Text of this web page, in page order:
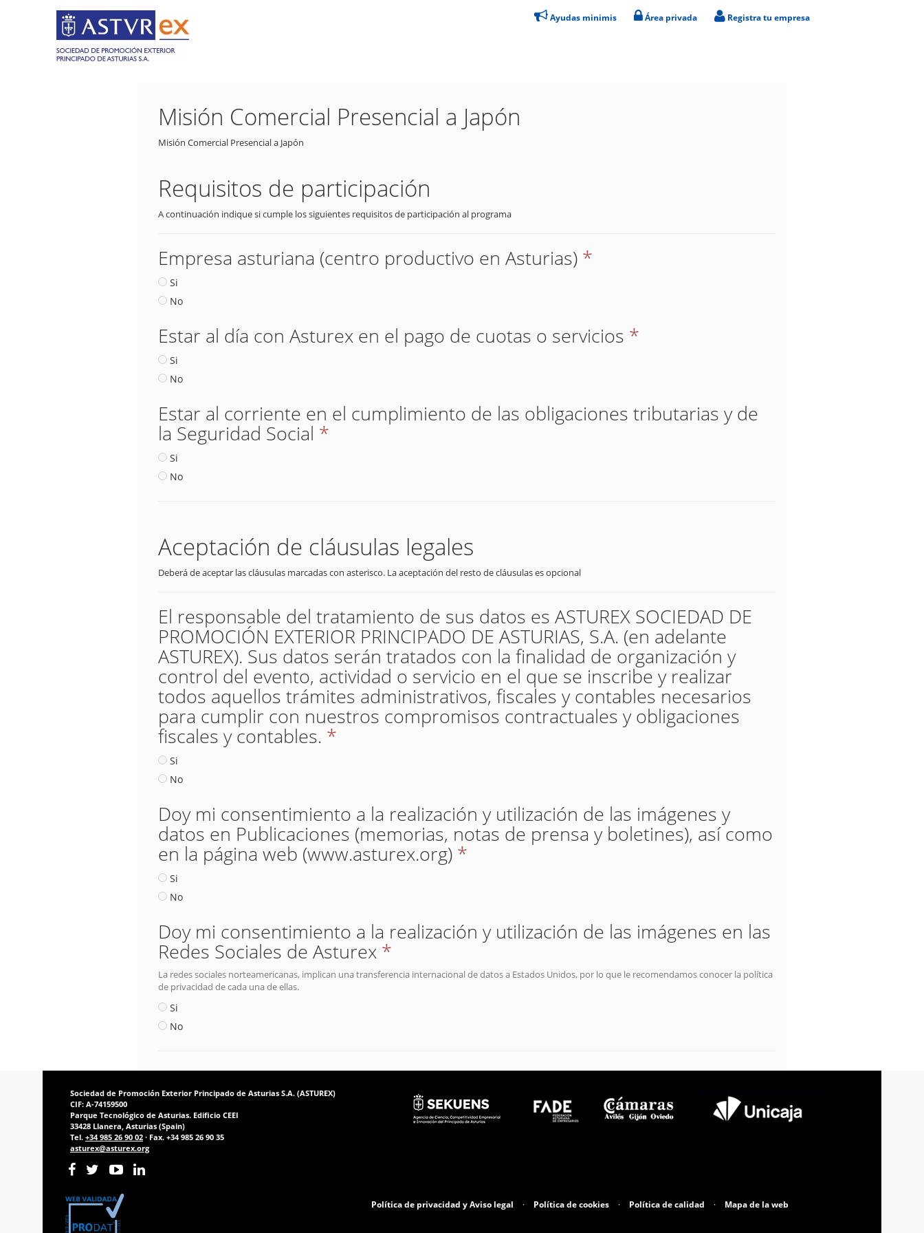
Registra tu empresa
Área privada
Ayudas minimis
Misión Comercial Presencial a Japón
Misión Comercial Presencial a Japón
Requisitos de participación
A continuación indique si cumple los siguientes requisitos de participación al programa
Empresa asturiana (centro productivo en Asturias) *
Si
No
Estar al día con Asturex en el pago de cuotas o servicios *
Si
No
Estar al corriente en el cumplimiento de las obligaciones tributarias y de
la Seguridad Social *
Si
No
Aceptación de cláusulas legales
Deberá de aceptar las cláusulas marcadas con asterisco. La aceptación del resto de cláusulas es opcional
El responsable del tratamiento de sus datos es ASTUREX SOCIEDAD DE
PROMOCIÓN EXTERIOR PRINCIPADO DE ASTURIAS, S.A. (en adelante
ASTUREX). Sus datos serán tratados con la finalidad de organización y
control del evento, actividad o servicio en el que se inscribe y realizar
todos aquellos trámites administrativos, fiscales y contables necesarios
para cumplir con nuestros compromisos contractuales y obligaciones
fiscales y contables. *
Si
No
Doy mi consentimiento a la realización y utilización de las imágenes y
datos en Publicaciones (memorias, notas de prensa y boletines), así como
en la página web (www.asturex.org) *
Si
No
Doy mi consentimiento a la realización y utilización de las imágenes en las
Redes Sociales de Asturex *
La redes sociales norteamericanas, implican una transferencia internacional de datos a Estados Unidos, por lo que le recomendamos conocer la política
de privacidad de cada una de ellas.
Si
No
Sociedad de Promoción Exterior Principado de Asturias S.A. (ASTUREX)
CIF: A-74159500
Parque Tecnológico de Asturias. Edificio CEEI
33428 Llanera, Asturias (Spain)
Tel. +34 985 26 90 02 · Fax. +34 985 26 90 35
asturex@asturex.org
Política de privacidad y Aviso legal · Política de cookies · Política de calidad · Mapa de la web